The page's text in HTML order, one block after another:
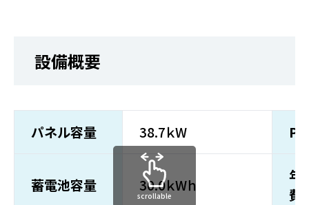
設備概要
パネル容量 38.7ｋW
蓄電池容量 30.0ｋWｈ
年
費
scrollable